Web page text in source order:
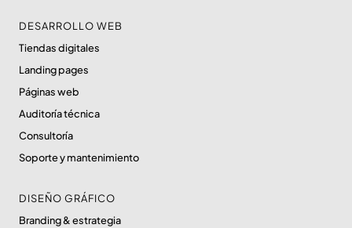
DESARROLLO WEB
Tiendas digitales
Landing pages
Páginas web
Auditoría técnica
Consultoría
Soporte y mantenimiento
DISEÑO GRÁFICO
Branding & estrategia